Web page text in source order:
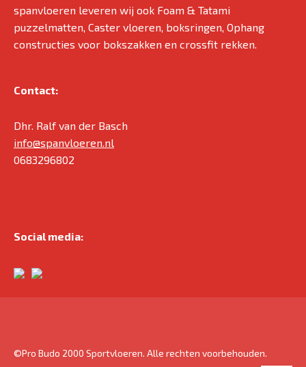
spanvloeren leveren wij ook Foam & Tatami
puzzelmatten, Caster vloeren, boksringen, Ophang
constructies voor bokszakken en crossfit rekken.
Contact:
Dhr. Ralf van der Basch
info@spanvloeren.nl
0683296802
Social media:
©Pro Budo 2000 Sportvloeren. Alle rechten voorbehouden.